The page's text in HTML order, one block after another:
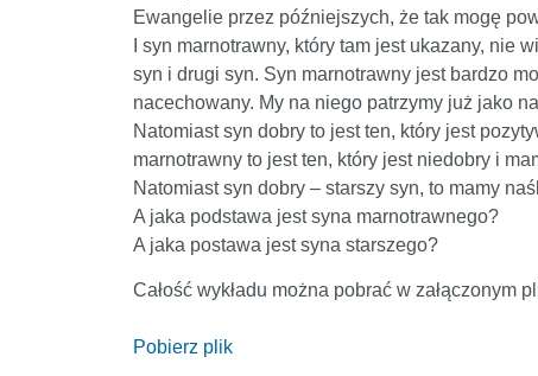
Ewangelie przez późniejszych, że tak mogę
I syn marnotrawny, który tam jest ukazany, nie
syn i drugi syn. Syn marnotrawny jest bardzo
nacechowany. My na niego patrzymy już jako
Natomiast syn dobry to jest ten, który jest
marnotrawny to jest ten, który jest niedobry i
Natomiast syn dobry – starszy syn, to mamy
A jaka podstawa jest syna marnotrawnego?
A jaka postawa jest syna starszego?
Całość wykładu można pobrać w załączonym
Pobierz plik